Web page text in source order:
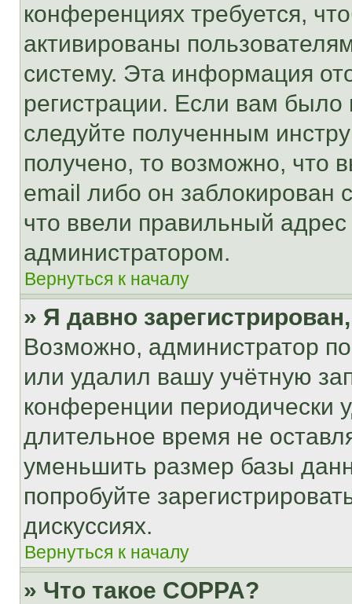
конференциях требуется,
активированы
систему. Эта информация
регистрации. Если вам
следуйте полученным
получено, то возможно, что
email либо он
что ввели правильный адрес
администратором.
Вернуться к началу
» Я давно
Возможно, администратор
или удалил вашу учётную
конференции периодически
длительное время не
уменьшить размер базы
попробуйте
дискуссиях.
Вернуться к началу
» Что такое COPPA?